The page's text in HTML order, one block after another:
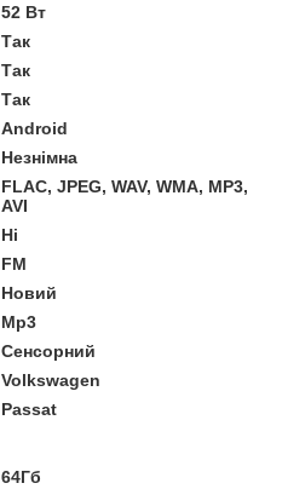
52 Вт
Так
Так
Так
Android
Незнімна
FLAC, JPEG, WAV, WMA, MP3,
AVI
Ні
FM
Новий
Mp3
Сенсорний
Volkswagen
Passat
64Гб